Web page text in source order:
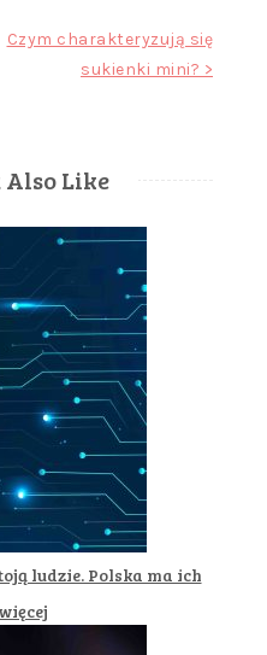
Czym charakteryzują się
sukienki mini? >
Like
ludzie. Polska ma ich